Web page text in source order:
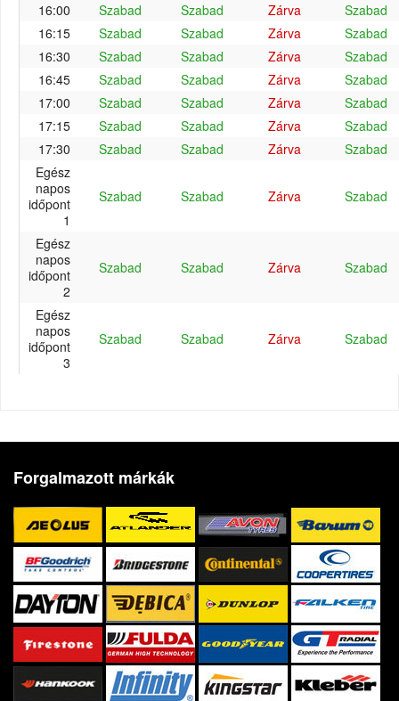
16:00
Szabad Szabad Zárva
Szabad
16:15
Szabad Szabad Zárva
Szabad
16:30
Szabad Szabad Zárva
Szabad
16:45
Szabad Szabad Zárva
Szabad
17:00
Szabad Szabad Zárva
Szabad
17:15
Szabad Szabad Zárva
Szabad
17:30
Szabad Szabad Zárva
Szabad
Egész
napos
időpont
1
Szabad Szabad Zárva Szabad
Egész
napos
időpont
2
Szabad Szabad Zárva Szabad
Egész
napos
időpont
3
Szabad Szabad Zárva Szabad
Forgalmazott márkák